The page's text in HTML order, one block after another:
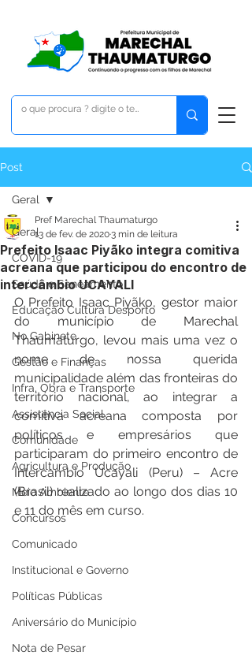
Post
Geral
COVID-19
Saúde e Saneamento
Educação Cultura Desporto
No Gabinete
Gestão e Finanças
Infra, Obra e Transporte
Assistência Social
Comunidade
Agricultura e Produção
Meio Ambiente
Concursos
Comunicado
Institucional e Governo
Políticas Públicas
Aniversário do Município
Nota de Pesar
Geral
Prefeito Isaac Piyãko integra comitiva
acreana que participou do encontro de
intercâmbio UCAYALI
Pref Marechal Thaumaturgo
13 de fev. de 20203 min de leitura
O Prefeito Isaac Piyãko, gestor maior
do município de Marechal
Thaumaturgo, levou mais uma vez o
nome de nossa querida
municipalidade além das fronteiras do
território nacional, ao integrar a
comitiva acreana composta por
políticos e empresários que
participaram do primeiro encontro de
Intercambio Ucayali (Peru) – Acre
(Brasil) realizado ao longo dos dias 10
e 11 do mês em curso.